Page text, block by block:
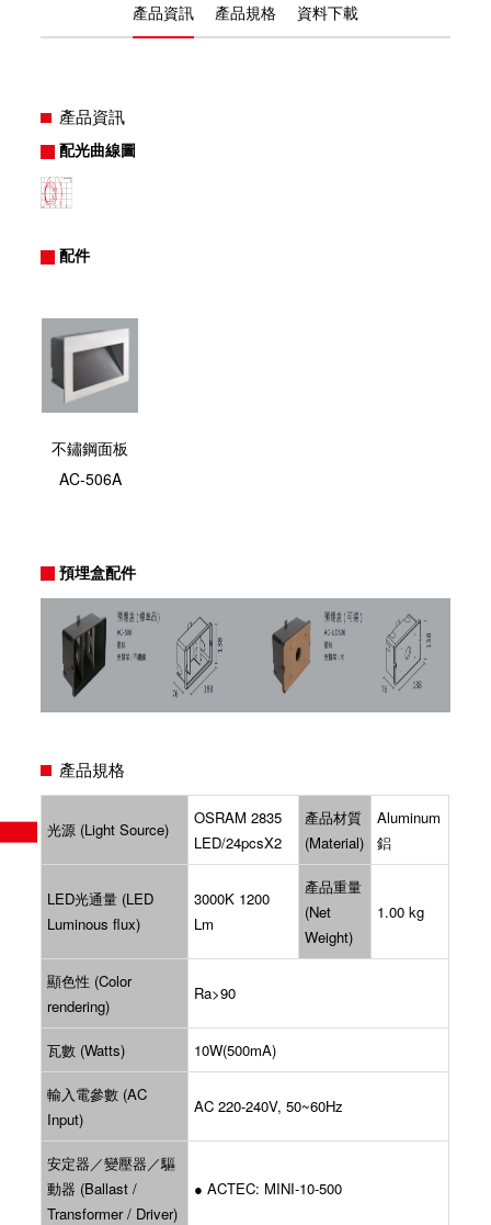
產品資訊 產品規格 資料下載
產品資訊
配光曲線圖
配件
不鏽鋼面板
AC-506A
預埋盒配件
產品規格
光源 (Light Source)
OSRAM 2835
LED/24pcsX2
產品材質
(Material)
Aluminum
鋁
LED光通量 (LED
Luminous flux)
3000K 1200
Lm
產品重量
(Net
Weight)
1.00 kg
顯色性 (Color
rendering)
Ra>90
瓦數 (Watts) 10W(500mA)
輸入電參數 (AC
Input)
AC 220-240V, 50~60Hz
安定器／變壓器／驅
動器 (Ballast /
Transformer / Driver)
● ACTEC: MINI-10-500